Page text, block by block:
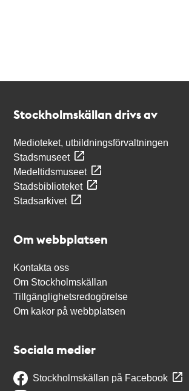
Stockholmskällan drivs av
Medioteket, utbildningsförvaltningen
Stadsmuseet
Medeltidsmuseet
Stadsbiblioteket
Stadsarkivet
Om webbplatsen
Kontakta oss
Om Stockholmskällan
Tillgänglighetsredogörelse
Om kakor på webbplatsen
Sociala medier
Stockholmskällan på Facebook